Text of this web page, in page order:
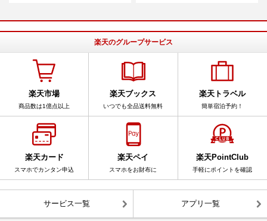
楽天のグループサービス
楽天市場
商品数は1億点以上
楽天ブックス
いつでも全品送料無料
楽天トラベル
簡単宿泊予約！
楽天カード
スマホでカンタン申込
楽天ペイ
スマホをお財布に
楽天PointClub
手軽にポイントを確認
サービス一覧 アプリ一覧